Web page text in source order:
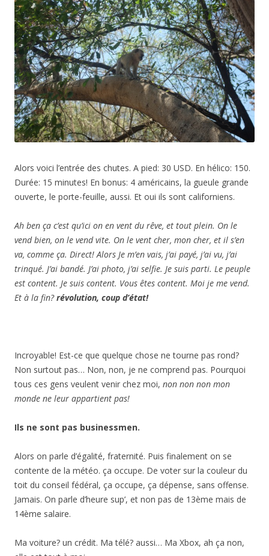
Alors voici l’entrée des chutes. A pied: 30 USD. En hélico: 150.
Durée: 15 minutes! En bonus: 4 américains, la gueule grande
ouverte, le porte-feuille, aussi. Et oui ils sont californiens.
Ah ben ça c’est qu’ici on en vent du rêve, et tout plein. On le
vend bien, on le vend vite. On le vent cher, mon cher, et il s’en
va, comme ça. Direct! Alors Je m’en vais, j’ai payé, j’ai vu, j’ai
trinqué. J’ai bandé. J’ai photo, j’ai selfie. Je suis parti. Le peuple
est content. Je suis content. Vous êtes content. Moi je me vend.
Et à la fin?révolution, coup d’état!
Incroyable! Est-ce que quelque chose ne tourne pas rond?
Non surtout pas… Non, non, je ne comprend pas. Pourquoi
tous ces gens veulent venir chez moi, non non non mon
monde ne leur appartient pas!
Ils ne sont pas businessmen.
Alors on parle d’égalité, fraternité. Puis finalement on se
contente de la météo. ça occupe. De voter sur la couleur du
toit du conseil fédéral, ça occupe, ça dépense, sans offense.
Jamais. On parle d’heure sup’, et non pas de 13ème mais de
14ème salaire.
Ma voiture? un crédit. Ma télé? aussi… Ma Xbox, ah ça non,